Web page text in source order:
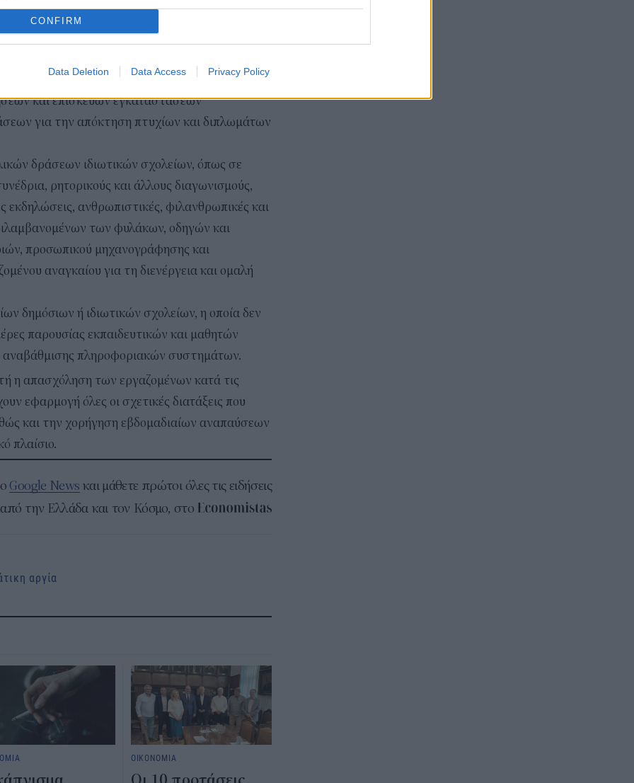
CONFIRM
Data Deletion Data Access Privacy Policy
είναι δυνατή η λειτουργία και απασχόληση
και τις επίσημες αργίες μετά από άδεια της
προστίθενται:
τραπεζών
και επισκευών εγκαταστάσεων
για την απόκτηση πτυχίων και διπλωμάτων
δράσεων ιδιωτικών σχολείων, όπως σε
ρητορικούς και άλλους διαγωνισμούς,
εκδηλώσεις, ανθρωπιστικές, φιλανθρωπικές και
των φυλάκων, οδηγών και
προσωπικού μηχανογράφησης και
αναγκαίου για τη διενέργεια και ομαλή
δημόσιων ή ιδιωτικών σχολείων, η οποία δεν
παρουσίας εκπαιδευτικών και μαθητών
αναβάθμισης πληροφοριακών συστημάτων.
η απασχόληση των εργαζομένων κατά τις
εφαρμογή όλες οι σχετικές διατάξεις που
και την χορήγηση εβδομαδιαίων αναπαύσεων
πλαίσιο.
Google News και μάθετε πρώτοι όλες τις ειδήσεις
την Ελλάδα και τον Κόσμο, στο
αργία
ΟΙΚΟΝΟΜΙΑ